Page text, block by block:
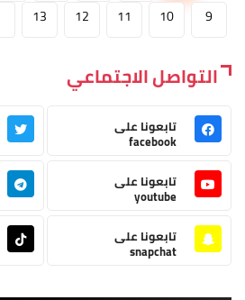
9
10
11
12
13
التواصل الاجتماعي
تابعونا على
facebook
تابعونا على
youtube
تابعونا على
snapchat